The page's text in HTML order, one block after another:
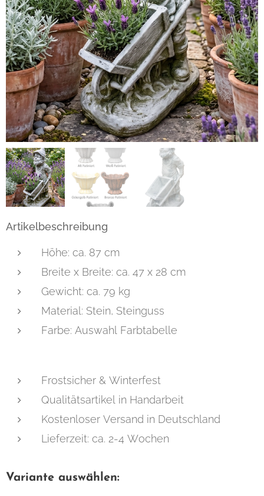
Artikelbeschreibung
Höhe: ca. 87 cm
Breite x Breite: ca. 47 x 28 cm
Gewicht: ca. 79 kg
Material: Stein, Steinguss
Farbe: Auswahl Farbtabelle
Frostsicher & Winterfest
Qualitätsartikel in Handarbeit
Kostenloser Versand in Deutschland
Lieferzeit: ca. 2-4 Wochen
Variante auswählen: